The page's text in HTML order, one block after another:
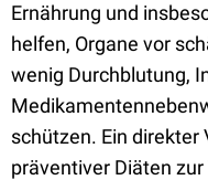
Ernährung und
helfen, Organe vor
wenig Durchblutung,
schützen. Ein direkter
präventiver Diäten